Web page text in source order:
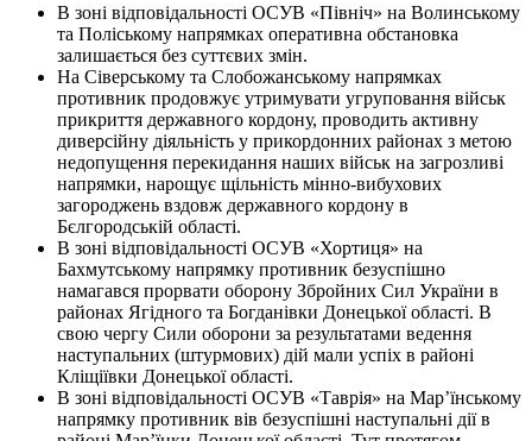
В зоні відповідальності ОСУВ «Північ» на Волинському
та Поліському напрямках оперативна обстановка
залишається без суттєвих змін.
На Сіверському та Слобожанському напрямках
противник продовжує утримувати угруповання військ
прикриття державного кордону, проводить активну
диверсійну діяльність у прикордонних районах з метою
недопущення перекидання наших військ на загрозливі
напрямки, нарощує щільність мінно-вибухових
загороджень вздовж державного кордону в
Бєлгородській області.
В зоні відповідальності ОСУВ «Хортиця» на
Бахмутському напрямку противник безуспішно
намагався прорвати оборону Збройних Сил України в
районах Ягідного та Богданівки Донецької області. В
свою чергу Сили оборони за результатами ведення
наступальних (штурмових) дій мали успіх в районі
Кліщіївки Донецької області.
В зоні відповідальності ОСУВ «Таврія» на Мар’їнському
напрямку противник вів безуспішні наступальні дії в